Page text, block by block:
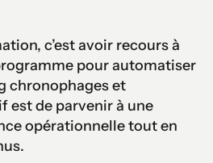
c’est avoir recours à
pour automatiser
chronophages et
est de parvenir à une
opérationnelle tout en